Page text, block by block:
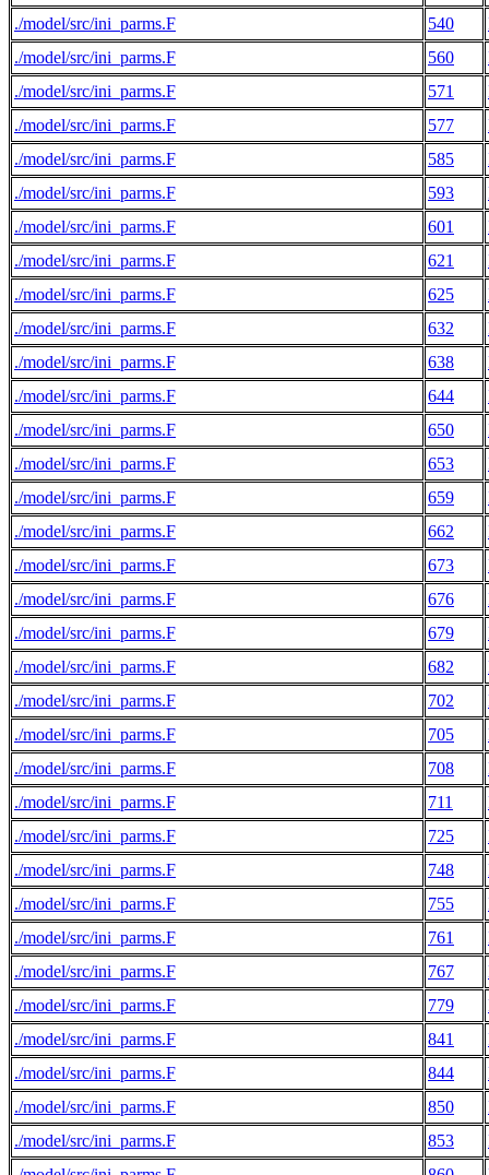
./model/src/ini_parms.F
540
./model/src/ini_parms.F
560
./model/src/ini_parms.F
571
./model/src/ini_parms.F
577
./model/src/ini_parms.F
585
./model/src/ini_parms.F
593
./model/src/ini_parms.F
601
./model/src/ini_parms.F
621
./model/src/ini_parms.F
625
./model/src/ini_parms.F
632
./model/src/ini_parms.F
638
./model/src/ini_parms.F
644
./model/src/ini_parms.F
650
./model/src/ini_parms.F
653
./model/src/ini_parms.F
659
./model/src/ini_parms.F
662
./model/src/ini_parms.F
673
./model/src/ini_parms.F
676
./model/src/ini_parms.F
679
./model/src/ini_parms.F
682
./model/src/ini_parms.F
702
./model/src/ini_parms.F
705
./model/src/ini_parms.F
708
./model/src/ini_parms.F
711
./model/src/ini_parms.F
725
./model/src/ini_parms.F
748
./model/src/ini_parms.F
755
./model/src/ini_parms.F
761
./model/src/ini_parms.F
767
./model/src/ini_parms.F
779
./model/src/ini_parms.F
841
./model/src/ini_parms.F
844
./model/src/ini_parms.F
850
./model/src/ini_parms.F
853